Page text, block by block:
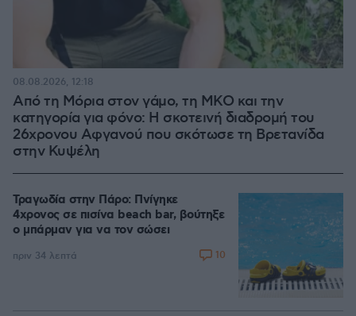
Από τη Μόρια στον γάμο, τη ΜΚΟ και την
κατηγορία για φόνο: Η σκοτεινή διαδρομή του
26χρονου Αφγανού που σκότωσε τη Βρετανίδα
στην Κυψέλη
08.08.2026, 12:18
Τραγωδία στην Πάρο: Πνίγηκε
4χρονος σε πισίνα beach bar, βούτηξε
ο μπάρμαν για να τον σώσει
πριν 34 λεπτά 10